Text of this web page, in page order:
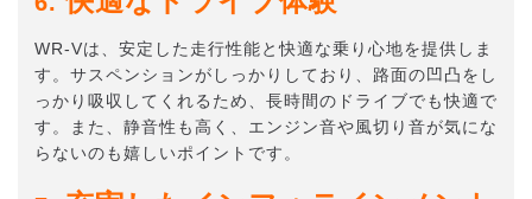
WR-Vは、安定した走行性能と快適な乗り心地を提供しま
す。サスペンションがしっかりしており、路面の凹凸をし
っかり吸収してくれるため、長時間のドライブでも快適で
す。また、静音性も高く、エンジン音や風切り音が気にな
らないのも嬉しいポイントです。